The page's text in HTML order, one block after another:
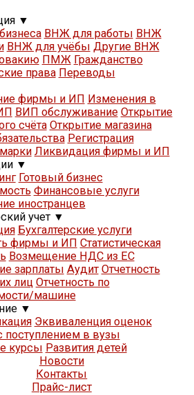
▼
ВНЖ для работы ВНЖ
ВНЖ для учёбы Другие ВНЖ
ПМЖ Гражданство
права Переводы
фирмы и ИП Изменения в
ВИП обслуживание Открытие
счёта Открытие магазина
Регистрация
Ликвидация фирмы и ИП
▼
Готовый бизнес
Финансовые услуги
иностранцев
учет ▼
Бухгалтерские услуги
фирмы и ИП Статистическая
Возмещение НДС из ЕС
зарплаты Аудит Отчетность
лиц Отчетность по
машине
▼
Эквиваленция оценок
в вузы
курсы Развития детей
Новости
Контакты
Прайс-лист